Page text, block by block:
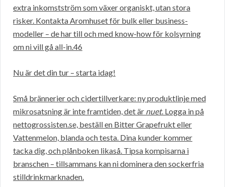
extra inkomstström som växer organiskt, utan stora
risker. Kontakta Aromhuset för bulk eller business-
modeller – de har till och med know-how för kolsyrning
om ni vill gå all-in.46
Nu är det din tur – starta idag!
Små brännerier och cidertillverkare: ny produktlinje med
mikrosatsning är inte framtiden, det är nuet. Logga in på
nettogrossisten.se, beställ en Bitter Grapefrukt eller
Vattenmelon, blanda och testa. Dina kunder kommer
tacka dig, och plånboken likaså. Tipsa kompisarna i
branschen – tillsammans kan ni dominera den sockerfria
stilldrinkmarknaden.